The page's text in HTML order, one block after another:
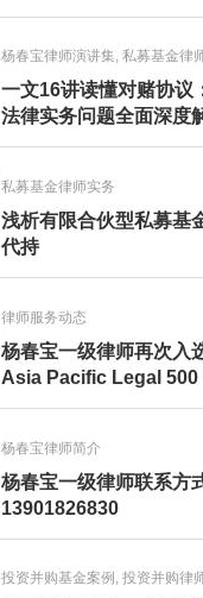
杨春宝律师演讲集, 私募基金律
一文16讲读懂对赌协议
法律实务问题全面深度
私募基金律师实务
浅析有限合伙型私募基
代持
律师服务动态
杨春宝一级律师再次入
Asia Pacific Legal 500
杨春宝律师简介
杨春宝一级律师联系方
13901826830
投资并购基金案例, 投资并购律